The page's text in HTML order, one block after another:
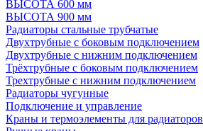
ВЫСОТА 600 мм
ВЫСОТА 900 мм
Радиаторы стальные трубчатые
Двухтрубные с боковым подключением
Двухтрубные с нижним подключением
Трёхтрубные с боковым подключением
Трехтрубные с нижним подключением
Радиаторы чугунные
Подключение и управление
Краны и термоэлементы для радиаторов